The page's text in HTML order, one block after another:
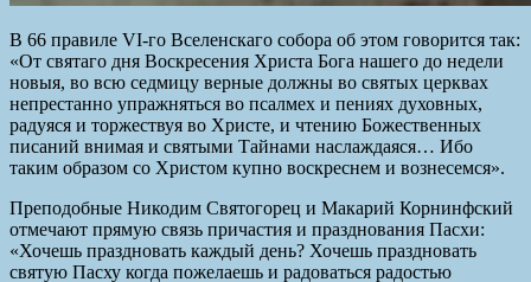
В 66 правиле VI-го Вселенскаго собора об этом говорится так:
«От святаго дня Воскресения Христа Бога нашего до недели
новыя, во всю седмицу верные должны во святых церквах
непрестанно упражняться во псалмех и пениях духовных,
радуяся и торжествуя во Христе, и чтению Божественных
писаний внимая и святыми Тайнами наслаждаяся… Ибо
таким образом со Христом купно воскреснем и вознесемся».
Преподобные Никодим Святогорец и Макарий Корнинфский
отмечают прямую связь причастия и празднования Пасхи:
«Хочешь праздновать каждый день? Хочешь праздновать
святую Пасху когда пожелаешь и радоваться радостью